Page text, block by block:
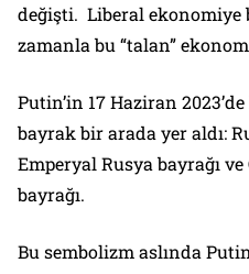
değişti. Liberal ekonomiye
zamanla bu “talan”
Putin’in 17 Haziran
bayrak bir arada yer aldı:
Emperyal Rusya bayrağı
bayrağı.
Bu sembolizm aslında